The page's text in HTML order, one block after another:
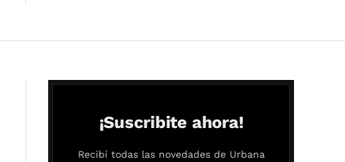
¡Suscribite ahora!
Recibí todas las novedades de Urbana